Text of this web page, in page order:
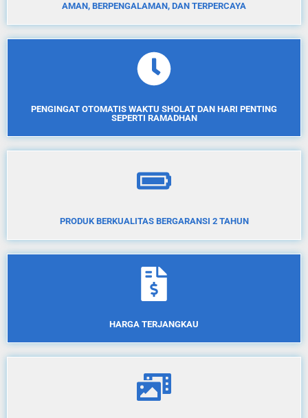
AMAN, BERPENGALAMAN, DAN TERPERCAYA
PENGINGAT OTOMATIS WAKTU SHOLAT DAN HARI PENTING
SEPERTI RAMADHAN
PRODUK BERKUALITAS BERGARANSI 2 TAHUN
HARGA TERJANGKAU